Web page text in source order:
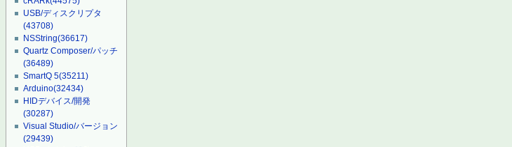
USB/ディスクリプタ
(43708)
NSString(36617)
Quartz Composer/パッチ
(36489)
SmartQ 5(35211)
Arduino(32434)
HIDデバイス/開発
(30287)
Visual Studio/バージョン
(29439)